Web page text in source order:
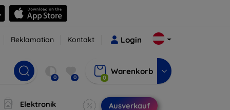
Reklamation Kontakt Login
0 0 0
Warenkorb
Elektronik Ausverkauf